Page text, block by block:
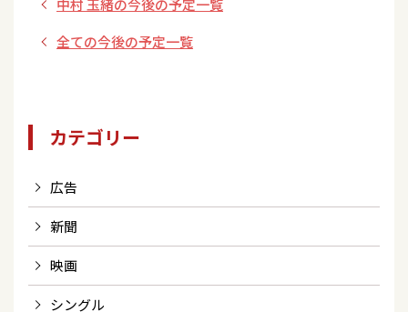
す・FD(語呂)
中村 玉緒の今後の予定一覧
全ての今後の予定一覧
カテゴリー
広告
新聞
映画
シングル